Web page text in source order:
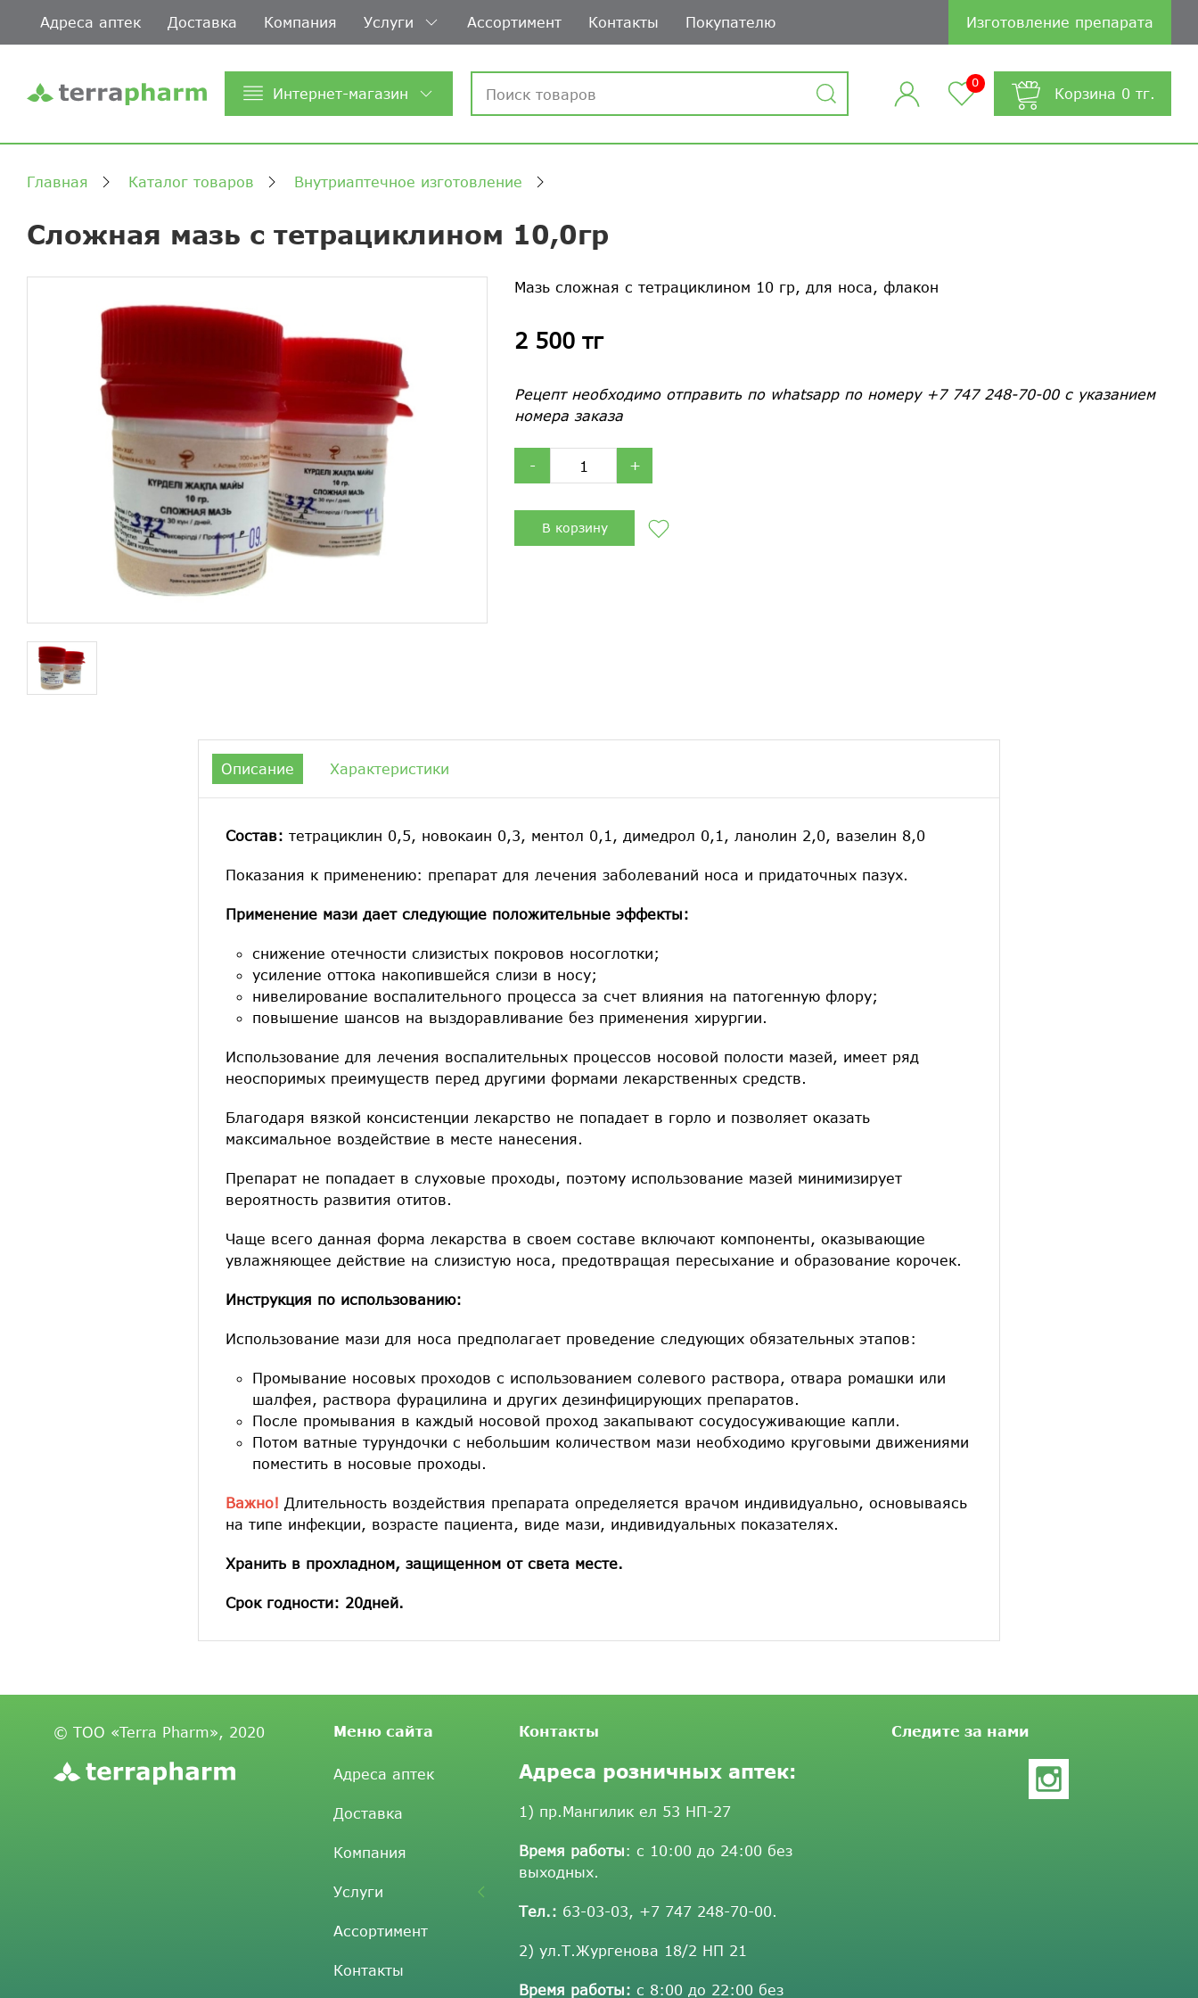
Адреса аптек Доставка Компания Услуги Ассортимент Контакты Покупателю Изготовление препарата
Интернет-магазин
0
Корзина 0 тг.
Главная Каталог товаров Внутриаптечное изготовление
Сложная мазь с тетрациклином 10,0гр
Мазь сложная с тетрациклином 10 гр, для носа, флакон
2 500 тг
Рецепт необходимо отправить по whatsapp по номеру +7 747 248-70-00 с указанием
номера заказа
- +
В корзину
Описание Характеристики
Состав: тетрациклин 0,5, новокаин 0,3, ментол 0,1, димедрол 0,1, ланолин 2,0, вазелин 8,0
Показания к применению: препарат для лечения заболеваний носа и придаточных пазух.
Применение мази дает следующие положительные эффекты:
снижение отечности слизистых покровов носоглотки;
усиление оттока накопившейся слизи в носу;
нивелирование воспалительного процесса за счет влияния на патогенную флору;
повышение шансов на выздоравливание без применения хирургии.
Использование для лечения воспалительных процессов носовой полости мазей, имеет ряд
неоспоримых преимуществ перед другими формами лекарственных средств.
Благодаря вязкой консистенции лекарство не попадает в горло и позволяет оказать
максимальное воздействие в месте нанесения.
Препарат не попадает в слуховые проходы, поэтому использование мазей минимизирует
вероятность развития отитов.
Чаще всего данная форма лекарства в своем составе включают компоненты, оказывающие
увлажняющее действие на слизистую носа, предотвращая пересыхание и образование корочек.
Инструкция по использованию:
Использование мази для носа предполагает проведение следующих обязательных этапов:
Промывание носовых проходов с использованием солевого раствора, отвара ромашки или
шалфея, раствора фурацилина и других дезинфицирующих препаратов.
После промывания в каждый носовой проход закапывают сосудосуживающие капли.
Потом ватные турундочки с небольшим количеством мази необходимо круговыми движениями
поместить в носовые проходы.
Важно! Длительность воздействия препарата определяется врачом индивидуально, основываясь
на типе инфекции, возрасте пациента, виде мази, индивидуальных показателях.
Хранить в прохладном, защищенном от света месте.
Срок годности: 20дней.
© ТОО «Terra Pharm», 2020 Меню сайта
Адреса аптек
Доставка
Компания
Услуги
Ассортимент
Контакты
Контакты
Адреса розничных аптек:
1) пр.Мангилик ел 53 НП-27
Время работы: с 10:00 до 24:00 без
выходных.
Тел.: 63-03-03, +7 747 248-70-00.
2) ул.Т.Жургенова 18/2 НП 21
Время работы: с 8:00 до 22:00 без
Следите за нами